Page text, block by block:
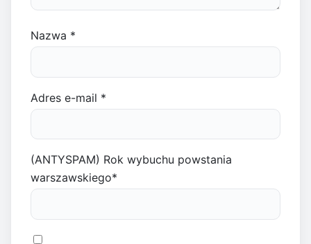
Nazwa *
Adres e-mail *
(ANTYSPAM) Rok wybuchu powstania
warszawskiego*